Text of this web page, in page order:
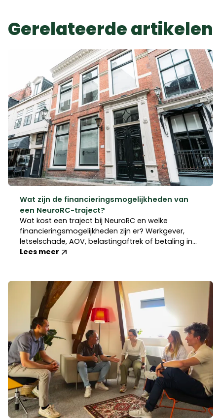
Gerelateerde artikelen
Wat zijn de financieringsmogelijkheden van
een NeuroRC-traject?
Wat kost een traject bij NeuroRC en welke
financieringsmogelijkheden zijn er? Werkgever,
letselschade, AOV, belastingaftrek of betaling in
termijnen.
Lees meer